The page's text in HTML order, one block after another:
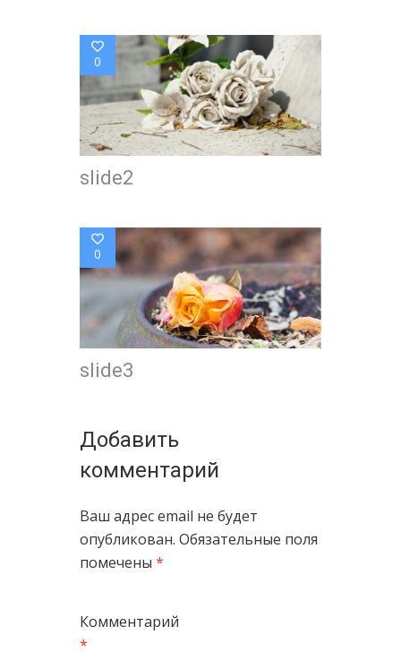
0
slide2
0
slide3
Добавить
комментарий
Ваш адрес email не будет
опубликован. Обязательные поля
помечены *
Комментарий
*